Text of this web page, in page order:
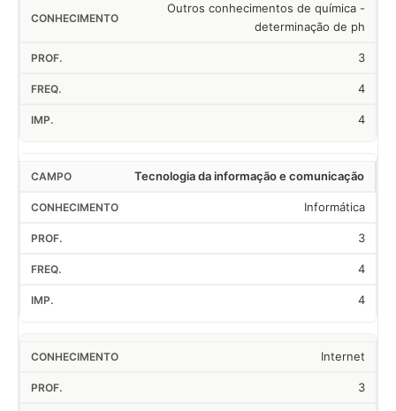
Outros conhecimentos de química -
determinação de ph
3
4
4
Tecnologia da informação e comunicação
Informática
3
4
4
Internet
3